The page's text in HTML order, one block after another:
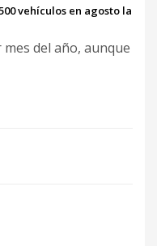
vehículos en agosto la
del año, aunque